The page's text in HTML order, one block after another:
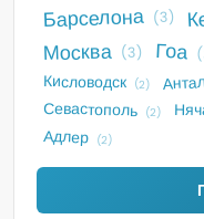
Барселона (3)
Москва (3) Гоа
Кисловодск (2)
Севастополь (2)
Адлер (2)